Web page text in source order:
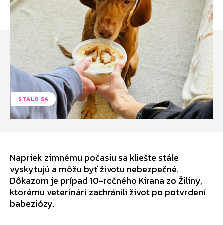
STALO SA
Napriek zimnému počasiu sa kliešte stále
vyskytujú a môžu byť životu nebezpečné.
Dôkazom je prípad 10-ročného Kirana zo Žiliny,
ktorému veterinári zachránili život po potvrdení
babeziózy.